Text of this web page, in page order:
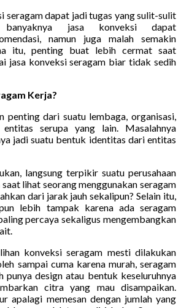
seragam dapat jadi tugas yang sulit-sulit
banyaknya jasa konveksi dapat
namun juga malah semakin
itu, penting buat lebih cermat saat
jasa konveksi seragam biar tidak sedih
Kerja?
penting dari suatu lembaga, organisasi,
entitas serupa yang lain. Masalahnya
jadi suatu bentuk identitas dari entitas
langsung terpikir suatu perusahaan
lihat seorang menggunakan seragam
dari jarak jauh sekalipun? Selain itu,
lebih tampak karena ada seragam
percaya sekaligus mengembangkan
konveksi seragam mesti dilakukan
sampai cuma karena murah, seragam
punya design atau bentuk keseluruhnya
citra yang mau disampaikan.
apalagi memesan dengan jumlah yang